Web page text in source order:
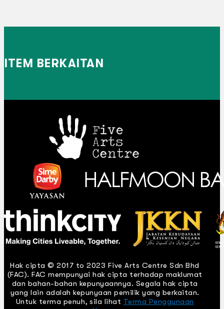
ITEM BERKAITAN
Hak cipta © 2017 to 2023 Five Arts Centre Sdn Bhd
(FAC). FAC mempunyai hak cipta terhadap maklumat
dan bahan-bahan kepunyaannya. Segala hak cipta
yang lain adalah kepunyaan pemilik yang berkaitan.
Untuk terma penuh, sila lihat Terma Penggunaan